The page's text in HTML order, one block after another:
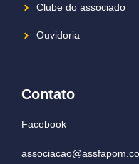
Clube do associado
Ouvidoria
Contato
Facebook